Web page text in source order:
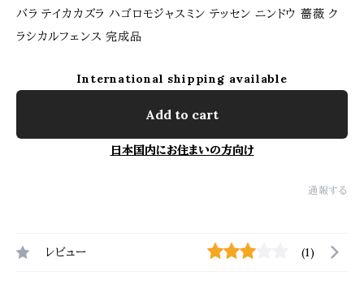
バラ テイカカズラ ハゴロモジャスミン テッセン ニンドウ 薔薇 ク
ラシカルフェンス 完成品
International shipping available
Add to cart
日本国内にお住まいの方向け
通報する
レビュー (1)